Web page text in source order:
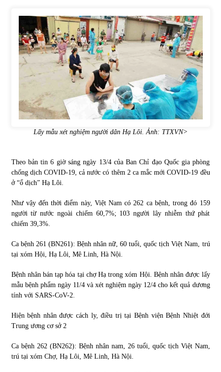
Tự doanh ngày 3.6.2022: CTCK mua ròng 28,7 tỷ đồng
06/06/2022
Top 10 tỷ phú giàu nhất thế giới – Bảng xếp hạng 2022
31/05/2022
Bất ổn từ các cuộc đấu giá đất ở Thanh Hoá
31/05/2022
31/05/2022
S&P Ratings cập nhật xếp hạng tín nhiệm của
Vietcombank và Eximbank
31/05/2022
Chứng khoán ngày 30/5/2022: Top 10 cổ phiếu nổi bật
31/05/2022
Phân tích giá tiền điện tử sau ngày thị trường lập kỷ lục
vốn hóa
13/10/2021
Lấy mẫu xét nghiệm người dân Hạ Lôi. Ảnh: TTXVN>
Theo bản tin 6 giờ sáng ngày 13/4 của Ban Chỉ đạo Quốc gia phòng
chống dịch COVID-19, cả nước có thêm 2 ca mắc mới COVID-19 đều
ở “ổ dịch” Hạ Lôi.
Như vậy đến thời điểm này, Việt Nam có 262 ca bệnh, trong đó 159
người từ nước ngoài chiếm 60,7%; 103 người lây nhiễm thứ phát
chiếm 39,3%.
Ca bệnh 261 (BN261): Bệnh nhân nữ, 60 tuổi, quốc tịch Việt Nam, trú
tại xóm Hội, Hạ Lôi, Mê Linh, Hà Nội.
Bệnh nhân bán tạp hóa tại chợ Hạ trong xóm Hội. Bệnh nhân được lấy
mẫu bệnh phẩm ngày 11/4 và xét nghiệm ngày 12/4 cho kết quả dương
tính với SARS-CoV-2.
Hiện bệnh nhân được cách ly, điều trị tại Bệnh viện Bệnh Nhiệt đới
Trung ương cơ sở 2
Ca bệnh 262 (BN262): Bệnh nhân nam, 26 tuổi, quốc tịch Việt Nam,
trú tại xóm Chợ, Hạ Lôi, Mê Linh, Hà Nội.